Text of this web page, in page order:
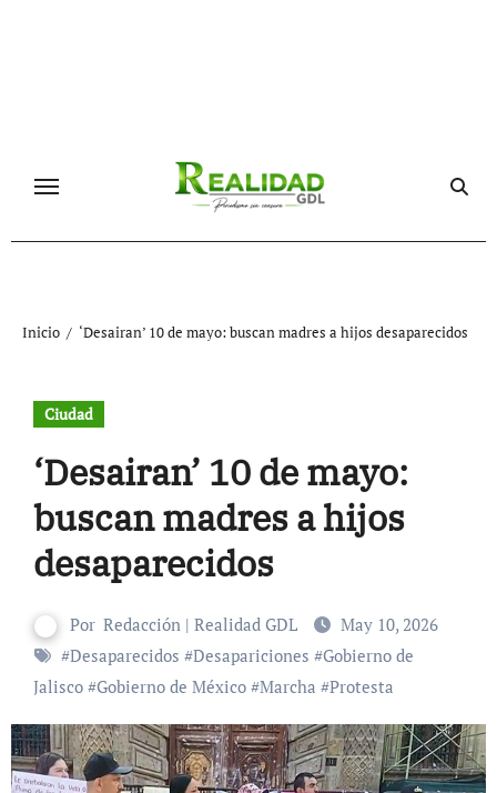
Inicio ‘Desairan’ 10 de mayo: buscan madres a hijos desaparecidos
Ciudad
‘Desairan’ 10 de mayo:
buscan madres a hijos
desaparecidos
Por Redacción | Realidad GDL
May 10, 2026
#Desaparecidos #Desapariciones #Gobierno de
Jalisco#Gobierno de México#Marcha #Protesta